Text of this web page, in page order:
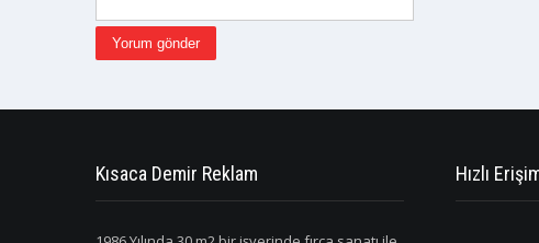
Kısaca Demir Reklam Hızlı